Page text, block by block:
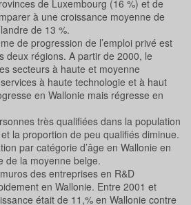
de Luxembourg (16 %) et de
à une croissance moyenne de
de 13 %.
de progression de l’emploi privé est
deux régions. A partir de 2000, le
secteurs à haute et moyenne
à haute technologie et à haut
en Wallonie mais régresse en
très qualifiées dans la population
la proportion de peu qualifiés diminue.
par catégorie d’âge en Wallonie en
de la moyenne belge.
des entreprises en R&D
en Wallonie. Entre 2001 et
était de 11,% en Wallonie contre